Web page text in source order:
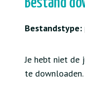
Je hebt niet de
te downloaden.